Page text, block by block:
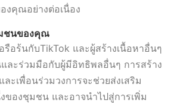
งคุณอย่างต่อเนื่อง
ชนของคุณ
อร้นกับTikTok และผู้สร้างเนื้อหาอื่นๆ
ละร่วมมือกับผู้มีอิทธิพลอื่นๆ การสร้าง
ะเพื่อนร่วมวงการจะช่วยส่งเสริม
ของชุมชน และอาจนำไปสู่การเพิ่ม